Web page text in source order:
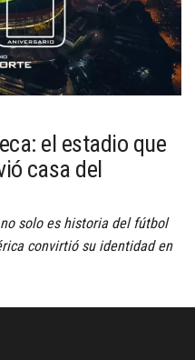
el estadio que
casa del
solo es historia del fútbol
convirtió su identidad en